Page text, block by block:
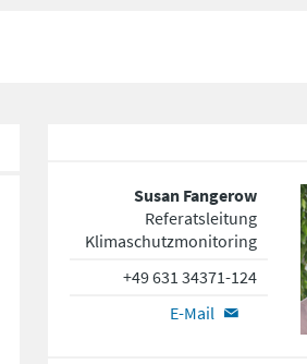
Susan Fangerow
Referatsleitung
Klimaschutzmonitoring
+49 631 34371-124
E-Mail